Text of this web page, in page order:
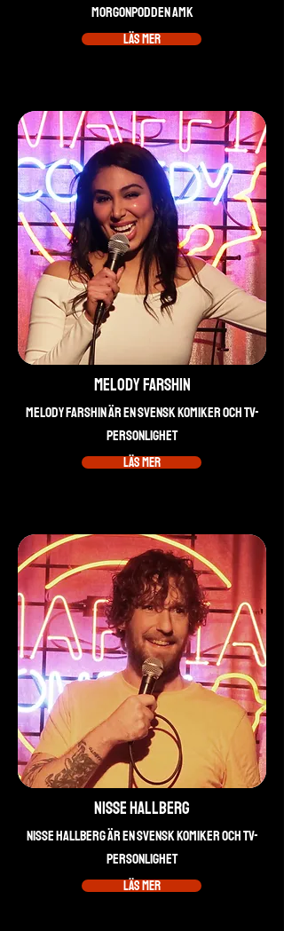
morgonpodden AMK
Läs mer
Melody Farshin
Melody Farshin är en svensk komiker och TV-
personlighet
Läs mer
Nisse Hallberg
Nisse Hallberg är en svensk komiker och TV-
personlighet
Läs mer